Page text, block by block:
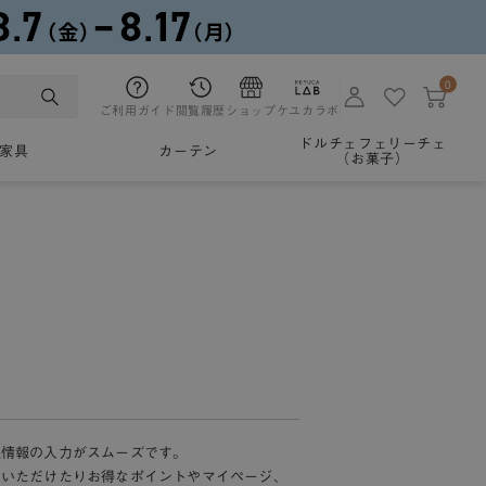
ご利用ガイド 閲覧履歴 ショップケユカラボ
0
家具 カーテン
ドルチェフェリーチェ
（お菓子）
報の入力がスムーズです。
ただけたりお得なポイントやマイページ、